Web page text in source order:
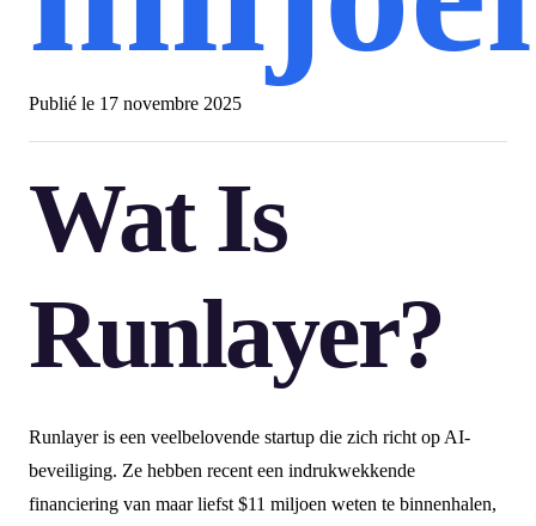
Publié le 17 novembre 2025
Wat Is
Runlayer?
Runlayer is een veelbelovende startup die zich richt op AI-
beveiliging. Ze hebben recent een indrukwekkende
financiering van maar liefst $11 miljoen weten te binnenhalen,